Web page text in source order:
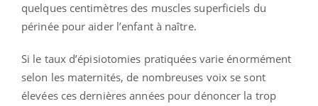
quelques centimètres des muscles superficiels du
périnée pour aider l’enfant à naître.
Si le taux d’épisiotomies pratiquées varie énormément
selon les maternités, de nombreuses voix se sont
élevées ces dernières années pour dénoncer la trop